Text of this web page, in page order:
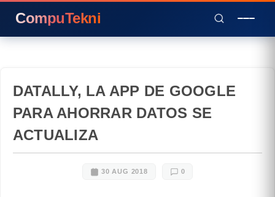
CompuTekni
DATALLY, LA APP DE GOOGLE
PARA AHORRAR DATOS SE
ACTUALIZA
30 AUG 2018 0